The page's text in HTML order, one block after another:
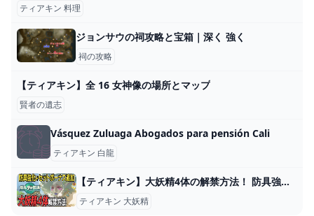
ティアキン 料理
ジョンサウの祠攻略と宝箱｜深く 強く
祠の攻略
【ティアキン】全 16 女神像の場所とマップ
賢者の遺志
Vásquez Zuluaga Abogados para pensión Cali
ティアキン 白龍
【ティアキン】大妖精4体の解禁方法！ 防具強化やセットボーナス追加に必須！【ゼルダの伝説】 - YouTube
ティアキン 大妖精